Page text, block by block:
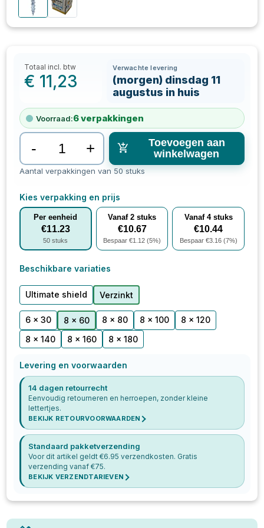
Totaal incl. btw
€ 11,23
Verwachte levering
(morgen) dinsdag 11
augustus in huis
Voorraad:6verpakkingen
- +
Toevoegen aan
winkelwagen
Aantal verpakkingen van 50 stuks
Kies verpakking en prijs
Per eenheid
€11.23
50 stuks
Vanaf 2 stuks
€10.67
Bespaar €1.12 (5%)
Vanaf 4stuks
€10.44
Bespaar €3.16(7%)
Beschikbare variaties
Ultimate shield Verzinkt
6 x 30 8 x 60 8 x 80 8 x 100
8 x 120
8 x 140
8 x 160 8 x 180
Levering en voorwaarden
14 dagen retourrecht
Eenvoudig retourneren en herroepen, zonder kleine
lettertjes.
BEKIJK RETOURVOORWAARDEN
Standaard pakketverzending
Voor dit artikel geldt €6.95 verzendkosten. Gratis
verzending vanaf €75.
BEKIJK VERZENDTARIEVEN